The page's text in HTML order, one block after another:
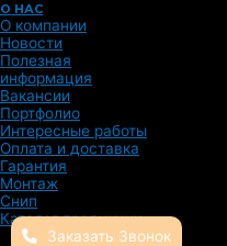
О НАС
О компании
Новости
Полезная
информация
Вакансии
Портфолио
Интересные работы
Оплата и доставка
Гарантия
Монтаж
Снип
Каталог продукции
Заказать Звонок